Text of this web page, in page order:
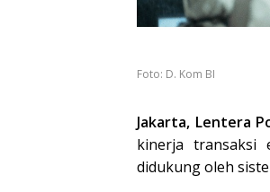
Foto: D. Kom BI
Jakarta, Lentera
kinerja transaksi
didukung oleh